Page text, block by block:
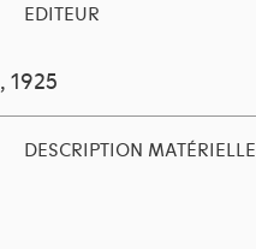
EDITEUR
, 1925
DESCRIPTION MATÉRIELLE